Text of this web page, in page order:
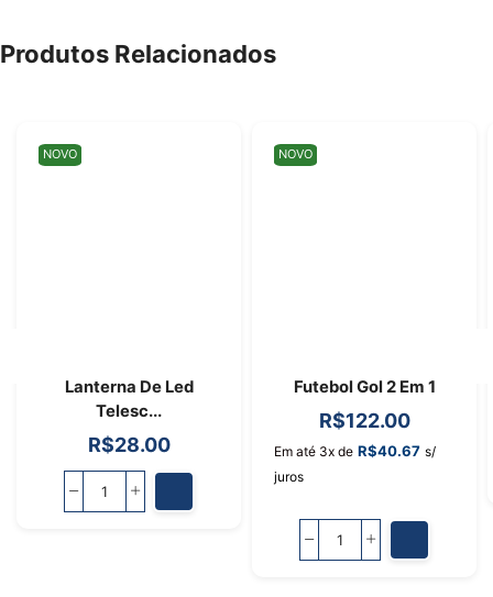
Produtos Relacionados
NOVO
Lanterna De Led
Telesc...
R$28.00
NOVO
Futebol Gol 2 Em 1
R$122.00
Em até 3x de R$40.67 s/
juros